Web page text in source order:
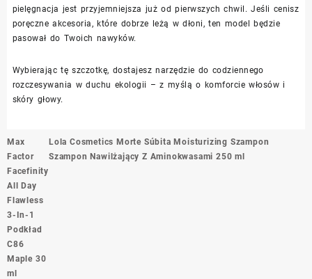
pielęgnacja jest przyjemniejsza już od pierwszych chwil. Jeśli cenisz
poręczne akcesoria, które dobrze leżą w dłoni, ten model będzie
pasował do Twoich nawyków.
Wybierając tę szczotkę, dostajesz narzędzie do codziennego
rozczesywania w duchu ekologii – z myślą o komforcie włosów i
skóry głowy.
Nawigacja
wpisu
Max
Factor
Facefinity
All Day
Flawless
3-In-1
Podkład
C86
Maple 30
ml
Lola Cosmetics Morte Súbita Moisturizing Szampon
Szampon Nawilżający Z Aminokwasami 250 ml